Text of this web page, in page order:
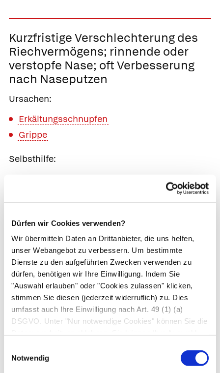
Dürfen wir Cookies verwenden?
Wir übermitteln Daten an Drittanbieter, die uns helfen,
unser Webangebot zu verbessern. Um bestimmte
Dienste zu den aufgeführten Zwecken verwenden zu
dürfen, benötigen wir Ihre Einwilligung. Indem Sie
"Auswahl erlauben" oder "Cookies zulassen" klicken,
stimmen Sie diesen (jederzeit widerruflich) zu. Dies
umfasst auch Ihre Einwilligung nach Art. 49 (1) (a)
DSGVO. Unter "Nur notwendige Cookies" können Sie die
Notwendig
Kurzfristige Verschlechterung des
Riechvermögens; rinnende oder
verstopfe Nase; oft Verbesserung
nach Naseputzen
Ursachen:
Erkältungsschnupfen
Grippe
Selbsthilfe:
Inhalationen, schleimhautabschwellende
Nasentropfen (maximal 5 Tage), salzhaltige
Nasensprays
Längerfristige Verschlechterung
des Riechvermögensbei verstopfter
oder rinnender Nase
Ursachen:
Chronischer Schnupfen, allergischer
Schnupfen,vasomotorischer Schnupfen
Nasennebenhöhlenentzündung
oder